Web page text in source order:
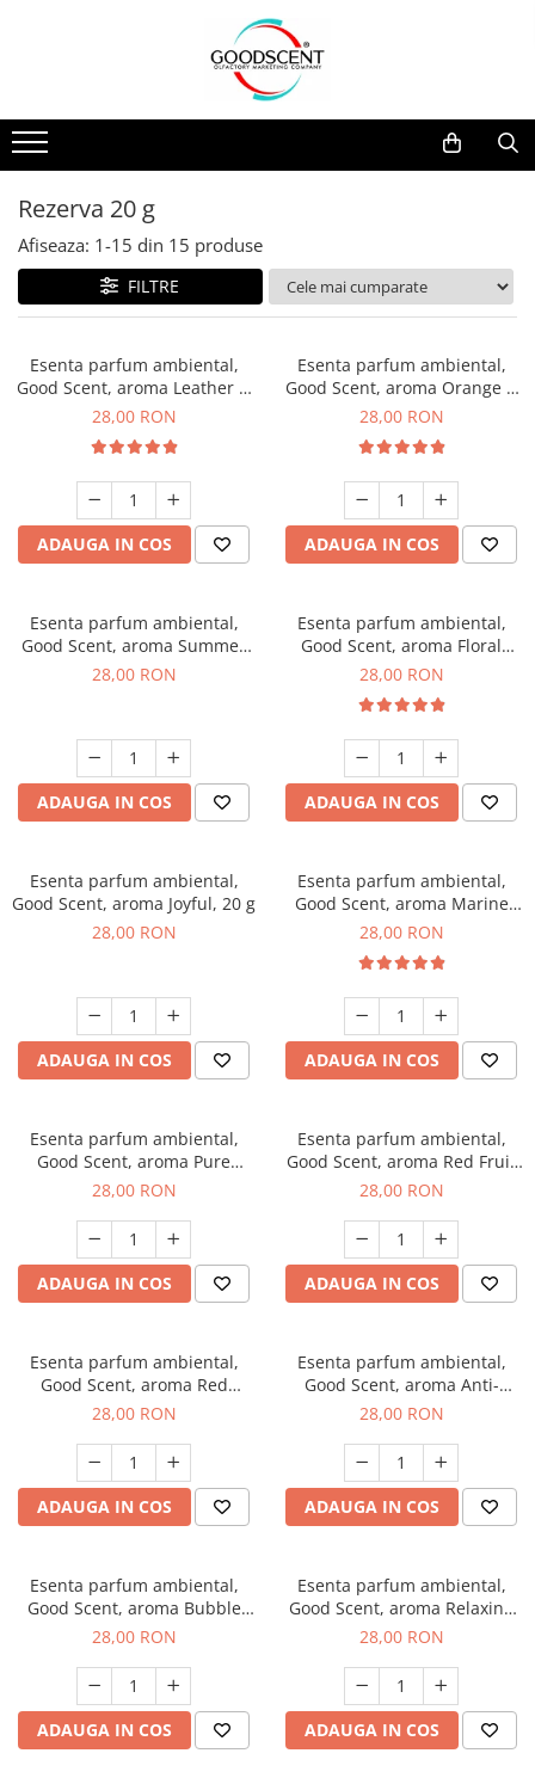
Pachete Promo
Dispozitive de Parfumare
Esente Parfum Ambiental
Rezerve Spray Good Scent
Odorizant cu Pulverizator
Site Pisoar
Dispozitive de Parfumare Ambientală
Auto
Rezidențiale
Comerciale
Industriale (HVAC)
Esente Parfum Ambiental
Mostre
Rezerva 10 g
Rezerva 20 g
Rezerva 100 g
Rezerva 200 g
Rezerva 500 g
Rezerva 20 g
Afiseaza: 1-15 din 15 produse
FILTRE
Esenta parfum ambiental,
Good Scent, aroma Leather &
Black Oudh, 20 g
28,00 RON
ADAUGA IN COS
Esenta parfum ambiental,
Good Scent, aroma Orange &
Fresh Cinnamon, 20 g
28,00 RON
ADAUGA IN COS
Esenta parfum ambiental,
Good Scent, aroma Summer
Melon, 20 g
28,00 RON
ADAUGA IN COS
Esenta parfum ambiental,
Good Scent, aroma Floral
Bouquet, 20 g
28,00 RON
ADAUGA IN COS
Esenta parfum ambiental,
Good Scent, aroma Joyful, 20 g
28,00 RON
ADAUGA IN COS
Esenta parfum ambiental,
Good Scent, aroma Marine
Breeze, 20 g
28,00 RON
ADAUGA IN COS
Esenta parfum ambiental,
Good Scent, aroma Pure
White Musc, 20 g
28,00 RON
ADAUGA IN COS
Esenta parfum ambiental,
Good Scent, aroma Red Fruit
Bubble, 20 g
28,00 RON
ADAUGA IN COS
Esenta parfum ambiental,
Good Scent, aroma Red
Grapes, 20 g
28,00 RON
ADAUGA IN COS
Esenta parfum ambiental,
Good Scent, aroma Anti-
Tobacco, 20 g
28,00 RON
ADAUGA IN COS
Esenta parfum ambiental,
Good Scent, aroma Bubble
Gum, 20 g
28,00 RON
ADAUGA IN COS
Esenta parfum ambiental,
Good Scent, aroma Relaxing
Lavender, 20 g
28,00 RON
ADAUGA IN COS